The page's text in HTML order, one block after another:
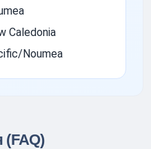
Caledonia
Noumea
(FAQ)